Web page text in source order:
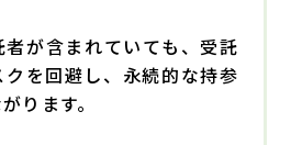
が含まれていても、受託
を回避し、永続的な持参
ります。